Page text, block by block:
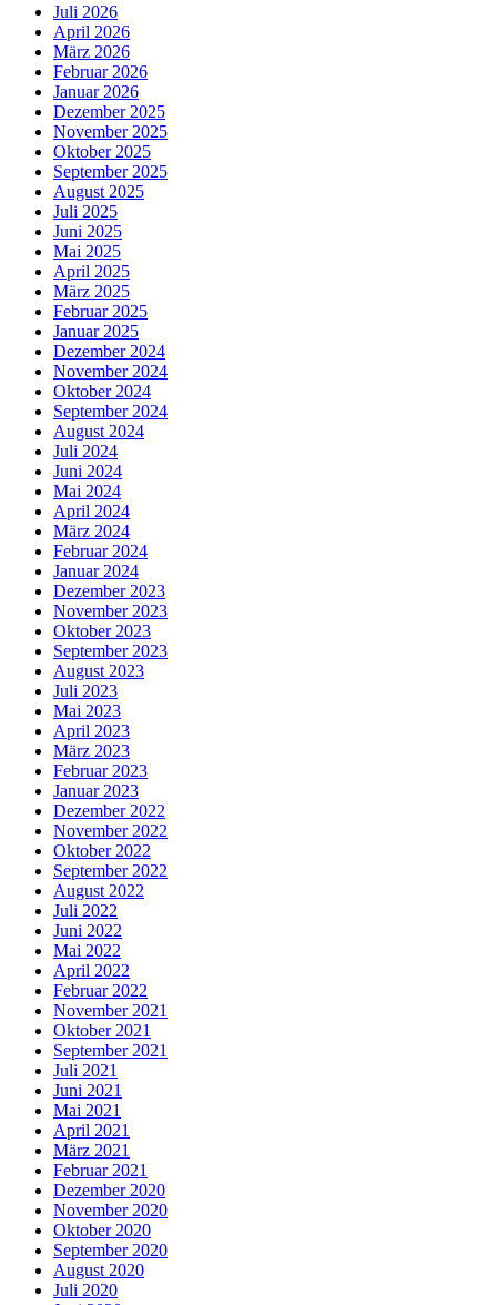
Juli 2026
April 2026
März 2026
Februar 2026
Januar 2026
Dezember 2025
November 2025
Oktober 2025
September 2025
August 2025
Juli 2025
Juni 2025
Mai 2025
April 2025
März 2025
Februar 2025
Januar 2025
Dezember 2024
November 2024
Oktober 2024
September 2024
August 2024
Juli 2024
Juni 2024
Mai 2024
April 2024
März 2024
Februar 2024
Januar 2024
Dezember 2023
November 2023
Oktober 2023
September 2023
August 2023
Juli 2023
Mai 2023
April 2023
März 2023
Februar 2023
Januar 2023
Dezember 2022
November 2022
Oktober 2022
September 2022
August 2022
Juli 2022
Juni 2022
Mai 2022
April 2022
Februar 2022
November 2021
Oktober 2021
September 2021
Juli 2021
Juni 2021
Mai 2021
April 2021
März 2021
Februar 2021
Dezember 2020
November 2020
Oktober 2020
September 2020
August 2020
Juli 2020